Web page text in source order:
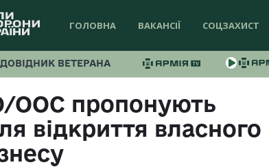
ГОЛОВНА ВАКАНСІЇ СОЦЗАХИСТ
ДОВІДНИК ВЕТЕРАНА
ООС пропонують
відкриття власного